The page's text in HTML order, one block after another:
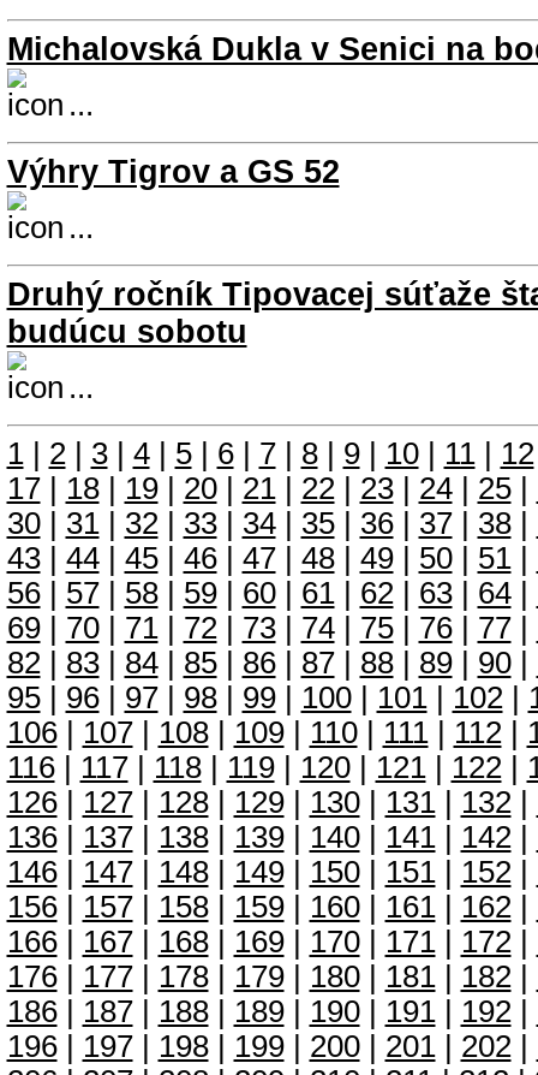
Michalovská Dukla v Senici na
...
Výhry Tigrov a GS 52
...
Druhý ročník Tipovacej súťaže
budúcu sobotu
...
1| 2| 3| 4| 5| 6| 7| 8| 9| 10| 11| 12
17| 18| 19| 20| 21| 22| 23| 24| 25|
30| 31| 32| 33| 34| 35| 36| 37| 38|
43| 44| 45| 46| 47| 48| 49| 50| 51|
56| 57| 58| 59| 60| 61| 62| 63| 64|
69| 70| 71| 72| 73| 74| 75| 76| 77|
82| 83| 84| 85| 86| 87| 88| 89| 90|
95| 96| 97| 98| 99| 100| 101| 102|
106| 107| 108| 109| 110| 111| 112|
116| 117| 118| 119| 120| 121| 122|
126| 127| 128| 129| 130| 131| 132|
136| 137| 138| 139| 140| 141| 142|
146| 147| 148| 149| 150| 151| 152|
156| 157| 158| 159| 160| 161| 162|
166| 167| 168| 169| 170| 171| 172|
176| 177| 178| 179| 180| 181| 182|
186| 187| 188| 189| 190| 191| 192|
196| 197| 198| 199| 200| 201| 202|